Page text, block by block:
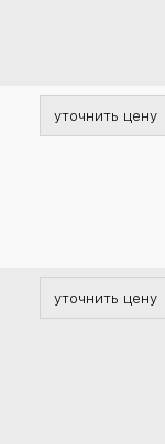
уточнить цену
уточнить цену